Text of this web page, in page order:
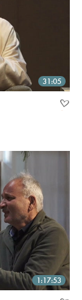
31:05
1:17:53